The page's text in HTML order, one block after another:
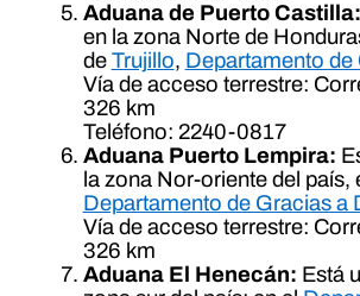
Aduana de Puerto Castilla:
en la zona Norte de
de Trujillo, Departamento de
Vía de acceso terrestre:
326 km
Teléfono: 2240-0817
Aduana Puerto Lempira:
la zona Nor-oriente del país,
Departamento de Gracias a
Vía de acceso terrestre:
326 km
Aduana El Henecán: Está